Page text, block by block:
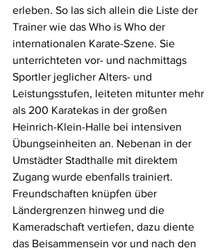
erleben. So las sich allein die Liste der
Trainer wie das Who is Who der
internationalen Karate-Szene. Sie
unterrichteten vor- und nachmittags
Sportler jeglicher Alters- und
Leistungsstufen, leiteten mitunter mehr
als 200 Karatekas in der großen
Heinrich-Klein-Halle bei intensiven
Übungseinheiten an. Nebenan in der
Umstädter Stadthalle mit direktem
Zugang wurde ebenfalls trainiert.
Freundschaften knüpfen über
Ländergrenzen hinweg und die
Kameradschaft vertiefen, dazu diente
das Beisammensein vor und nach den